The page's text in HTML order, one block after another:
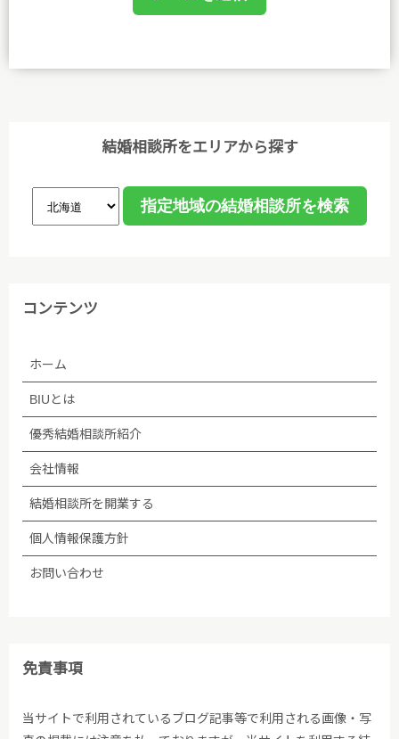
(1)個人情報保護に関する規程を策定し、事務局及び
利用目的を明確にし、目的外利用を行わないための措
ます。
(4)ご本人から取得した個人情報について、データ入
扱いを委託する場合、個人情報の取り扱いに関する守
ムページ等で告知します。
(5)法令等に基づく場合を除き、ご本人の同意なく第
三者への提供は行いません。
(6)個人情報保護の状況を定期的に確認、見直しを行
い、継続的に改善します。
結婚相談所をエリアから探す
コンテンツ
ホーム
BIUとは
優秀結婚相談所紹介
会社情報
結婚相談所を開業する
個人情報保護方針
お問い合わせ
免責事項
当サイトで利用されているブログ記事等で利用される画像・写